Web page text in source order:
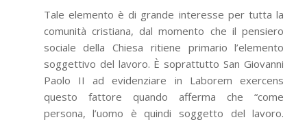
Tale elemento è di grande interesse per tutta la
comunità cristiana, dal momento che il pensiero
sociale della Chiesa ritiene primario l’elemento
soggettivo del lavoro. È soprattutto San Giovanni
Paolo II ad evidenziare in Laborem exercens
questo fattore quando afferma che “come
persona, l’uomo è quindi soggetto del lavoro.